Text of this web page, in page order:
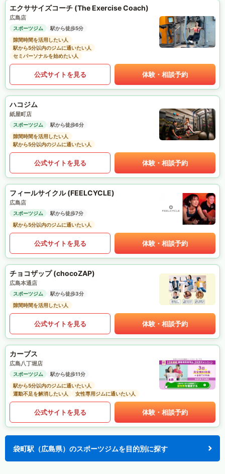
エクササイズコーチ (The Exercise Coach)
広島店
スポーツジム
駅から徒歩5分
隙間時間を活用したい人
駅から5分以内のジムに通いたい人
セミパーソナルを始めたい人
公式サイトを見る 体験・相談予約
ハコジム
紙屋町店
スポーツジム
駅から徒歩6分
隙間時間を活用したい人
駅から5分以内のジムに通いたい人
公式サイトを見る 体験・相談予約
フィールサイクル (FEELCYCLE)
広島店
スポーツジム
駅から徒歩7分
駅から5分以内のジムに通いたい人
公式サイトを見る 体験・相談予約
チョコザップ (chocoZAP)
広島本通店
スポーツジム
駅から徒歩3分
隙間時間を活用したい人
公式サイトを見る 体験・相談予約
カーブス
広島八丁堀店
スポーツジム
駅から徒歩11分
駅から5分以内のジムに通いたい人
運動不足を解消したい人
女性専用ジムに通いたい人
公式サイトを見る 体験・相談予約
袋町駅（広島県）のスポーツジムを目的別に探す